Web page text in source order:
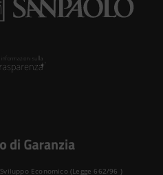
Economico (Legge 662/96 )